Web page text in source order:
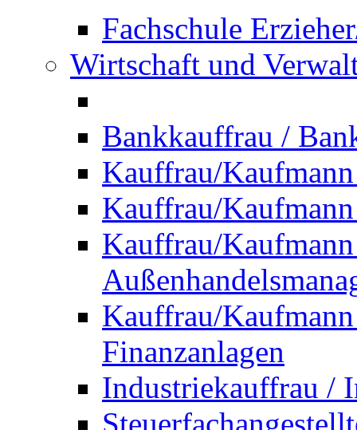
Fachschule
Wirtschaft und
Bankkauffrau /
Kauffrau/
Kauffrau/
Kauffrau/
Kauffrau/
Finanzanlagen
Industriekauffrau /